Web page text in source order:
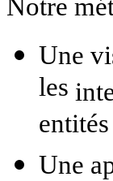
Notre
Une
les
Une